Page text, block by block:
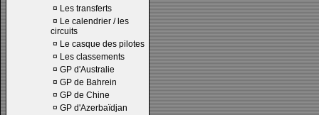
¤ Les transferts
¤ Le calendrier / les
circuits
¤ Le casque des pilotes
¤ Les classements
¤ GP d'Australie
¤ GP de Bahrein
¤ GP de Chine
¤ GP d'Azerbaïdjan